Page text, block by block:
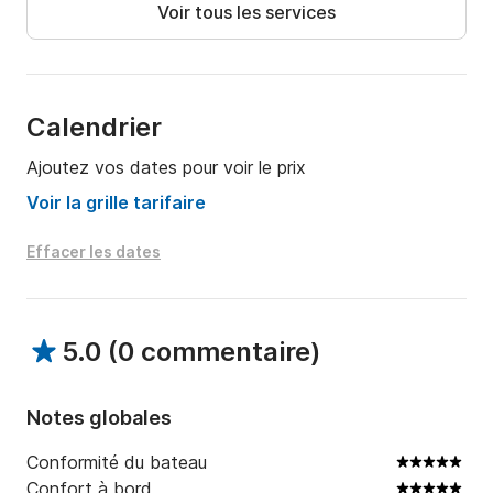
Voir tous les services
Calendrier
Ajoutez vos dates pour voir le prix
Voir la grille tarifaire
Effacer les dates
5.0 (0 commentaire)
Notes globales
Conformité du bateau